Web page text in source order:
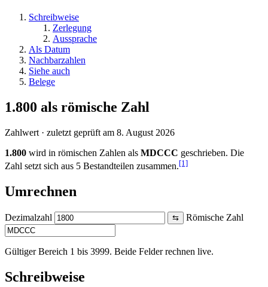
Schreibweise
Zerlegung
Aussprache
Als Datum
Nachbarzahlen
Siehe auch
Belege
1.800 als römische Zahl
Zahlwert · zuletzt geprüft am 8. August 2026
1.800 wird in römischen Zahlen als MDCCC geschrieben. Die
Zahl setzt sich aus 5 Bestandteilen zusammen.[1]
Umrechnen
Dezimalzahl ⇆ Römische Zahl
Gültiger Bereich 1 bis 3999. Beide Felder rechnen live.
Schreibweise